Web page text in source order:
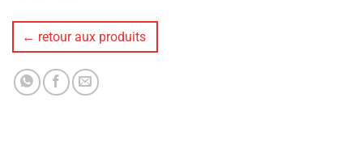
← retour aux produits